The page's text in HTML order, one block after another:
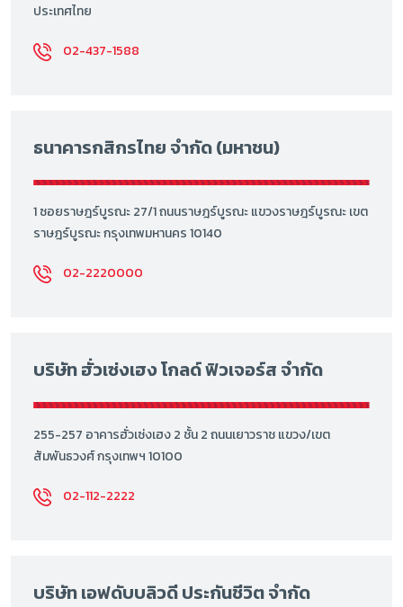
ประเทศไทย
02-437-1588
ธนาคารกสิกรไทย จำกัด (มหาชน)
1 ซอยราษฎร์บูรณะ 27/1 ถนนราษฎร์บูรณะ แขวงราษฎร์บูรณะ เขต
ราษฎร์บูรณะ กรุงเทพมหานคร 10140
02-2220000
บริษัท ฮั่วเซ่งเฮง โกลด์ ฟิวเจอร์ส จำกัด
255-257 อาคารฮั่วเซ่งเฮง 2 ชั้น 2 ถนนเยาวราช แขวง/เขต
สัมพันธวงศ์ กรุงเทพฯ 10100
02-112-2222
บริษัท เอฟดับบลิวดี ประกันชีวิต จำกัด